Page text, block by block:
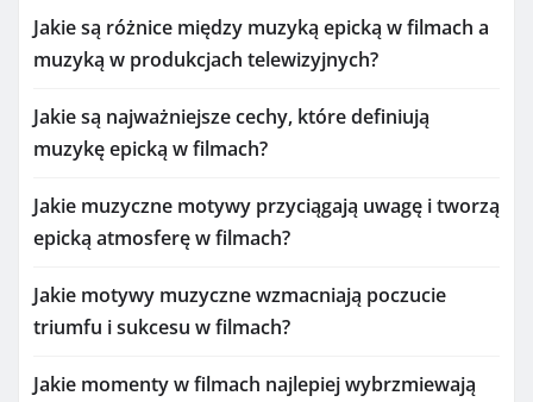
Jakie są różnice między muzyką epicką w filmach a
muzyką w produkcjach telewizyjnych?
Jakie są najważniejsze cechy, które definiują
muzykę epicką w filmach?
Jakie muzyczne motywy przyciągają uwagę i tworzą
epicką atmosferę w filmach?
Jakie motywy muzyczne wzmacniają poczucie
triumfu i sukcesu w filmach?
Jakie momenty w filmach najlepiej wybrzmiewają